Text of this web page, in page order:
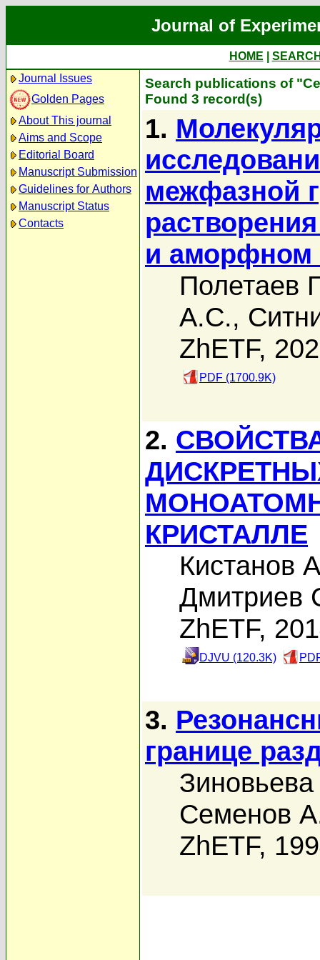
Journal of
HOME
Journal Issues
Golden Pages
About This journal
Aims and Scope
Editorial Board
Manuscript Submission
Guidelines for Authors
Manuscript Status
Contacts
Search publications of
Found 3 record(s)
1.
межфазной
и
Полетаев
А.С.,
ZhETF,
PDF (1700.9K)
2.
КРИСТАЛЛЕ
Кистанов
Дмитриев
ZhETF,
DJVU (120.3K)
3.
границе
Семенов
ZhETF,